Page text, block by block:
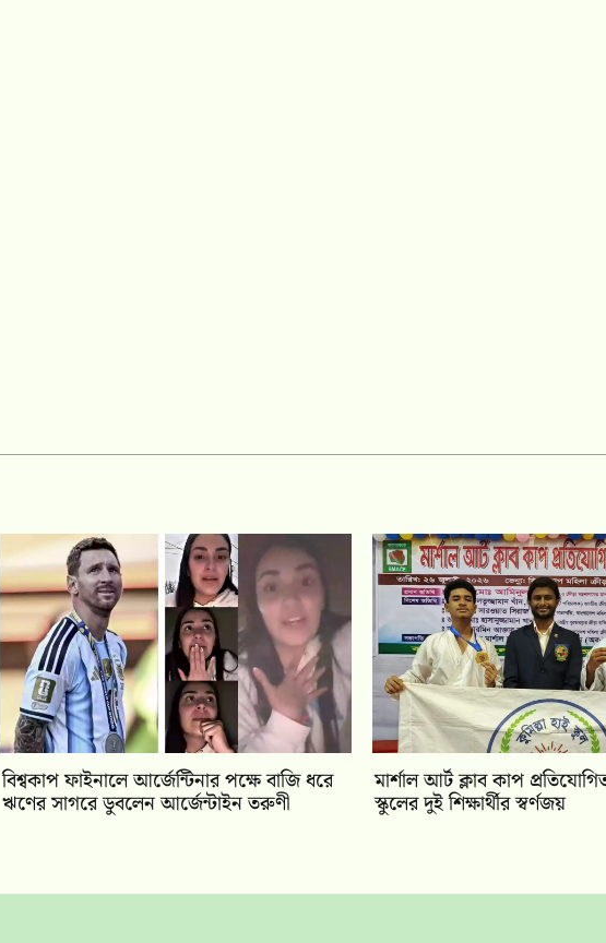
বিশ্বকাপ ফাইনালে আর্জেন্টিনার পক্ষে বাজি ধরে
ঋণের সাগরে ডুবলেন আর্জেন্টাইন তরুণী
মার্শাল আর্ট ক্লাব কাপ
স্কুলের দুই শিক্ষার্থীর স্বর্ণজয়